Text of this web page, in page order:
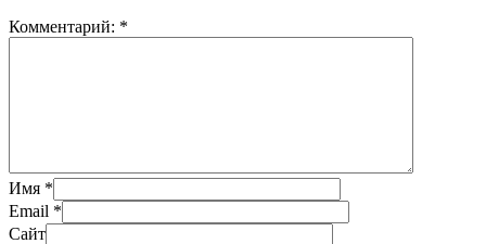
Комментарий: *
Имя *
Email *
Сайт